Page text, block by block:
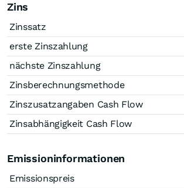
Zins
Zinssatz
erste Zinszahlung
nächste Zinszahlung
Zinsberechnungsmethode
Zinszusatzangaben Cash Flow
Zinsabhängigkeit Cash Flow
Emissioninformationen
Emissionspreis